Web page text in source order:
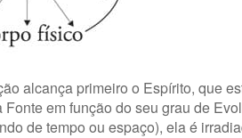
alcança primeiro o Espírito, que
em função do seu grau de
de tempo ou espaço), ela é